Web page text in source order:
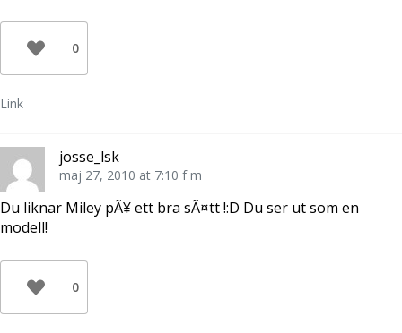
0
Link
josse_lsk
maj 27, 2010 at 7:10 f m
Du liknar Miley pÃ¥ ett bra sÃ¤tt !:D Du ser ut som en
modell!
0